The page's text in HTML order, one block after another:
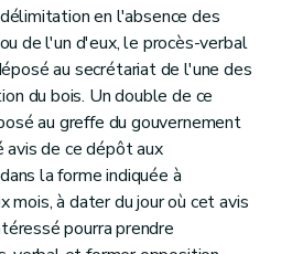
en l'absence des
de l'un d'eux, le procès-verbal
au secrétariat de l'une des
du bois. Un double de ce
au greffe du gouvernement
avis de ce dépôt aux
la forme indiquée à
mois, à dater du jour où cet avis
pourra prendre